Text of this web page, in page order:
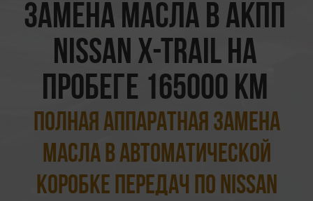
Замена масла в АКПП
Nissan X-Trail на
пробеге 165000 км
Полная аппаратная замена
масла в автоматической
коробке передач По Nissan